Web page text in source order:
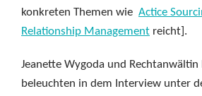
konkreten Themen wie Actice
Relationship Management reicht].
Jeanette Wygoda und Rechtanwältin
beleuchten in dem Interview unter